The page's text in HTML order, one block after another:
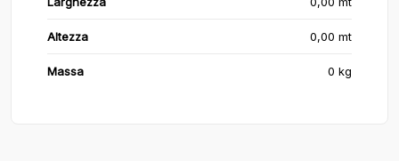
Altezza 0,00 mt
Massa 0 kg